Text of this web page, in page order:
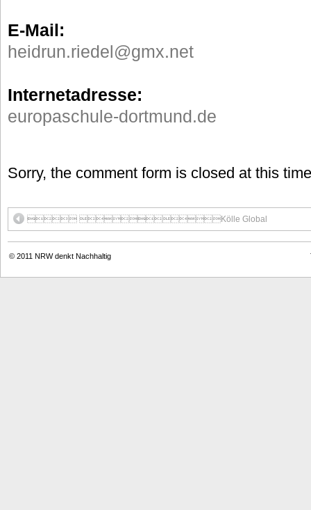
E-Mail:
heidrun.riedel@gmx.net
Internetadresse:
europaschule-dortmund.de
Sorry, the comment form is closed at this
 Kölle Global
© 2011 NRW denkt Nachhaltig